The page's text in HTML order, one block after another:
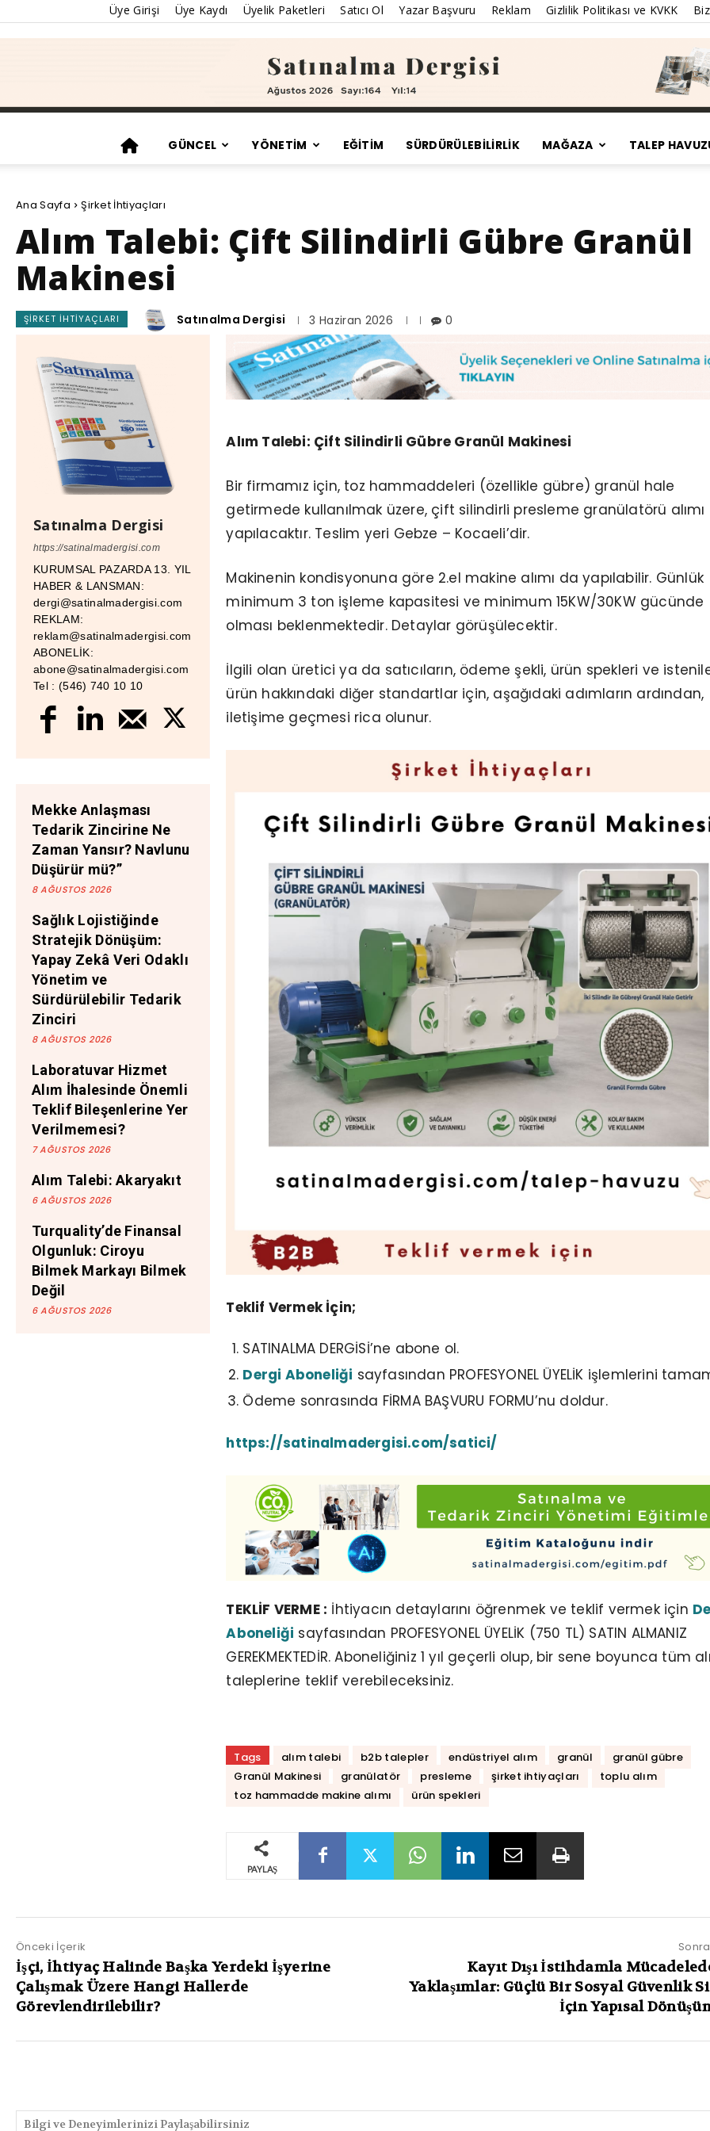
Üye Girişi Üye Kaydı Üyelik Paketleri Satıcı Ol Yazar Başvuru Reklam Gizlilik Politikası ve KVKK
GÜNCEL YÖNETİM EĞİTİM SÜRDÜRÜLEBILIRLIK MAĞAZA TALEP
Ana Sayfa Şirket İhtiyaçları
Alım Talebi: Çift Silindirli Gübre Granül
Makinesi
ŞIRKET İHTIYAÇLARI Satınalma Dergisi 3 Haziran 2026 0
Satınalma Dergisi
https://satinalmadergisi.com
KURUMSAL PAZARDA 13. YIL
HABER & LANSMAN:
dergi@satinalmadergisi.com
REKLAM:
reklam@satinalmadergisi.com
ABONELİK:
abone@satinalmadergisi.com
Tel : (546) 740 10 10
Mekke Anlaşması
Tedarik Zincirine Ne
Zaman Yansır? Navlunu
Düşürür mü?”
8 AĞUSTOS 2026
Sağlık Lojistiğinde
Stratejik Dönüşüm:
Yapay Zekâ Veri Odaklı
Yönetim ve
Sürdürülebilir Tedarik
Zinciri
8 AĞUSTOS 2026
Laboratuvar Hizmet
Alım İhalesinde Önemli
Teklif Bileşenlerine Yer
Verilmemesi?
7 AĞUSTOS 2026
Alım Talebi: Akaryakıt
6 AĞUSTOS 2026
Turquality’de Finansal
Olgunluk: Ciroyu
Bilmek Markayı Bilmek
Değil
6 AĞUSTOS 2026
Alım Talebi: Çift Silindirli Gübre Granül Makinesi
Bir firmamız için, toz hammaddeleri (özellikle gübre) granül hale
getirmede kullanılmak üzere, çift silindirli presleme granülatörü alımı
yapılacaktır. Teslim yeri Gebze – Kocaeli’dir.
Makinenin kondisyonuna göre 2.el makine alımı da yapılabilir. Günlük
minimum 3 ton işleme kapasitesi ve minimum 15KW/30KW gücünde
olması beklenmektedir. Detaylar görüşülecektir.
İlgili olan üretici ya da satıcıların, ödeme şekli, ürün spekleri ve
ürün hakkındaki diğer standartlar için, aşağıdaki adımların ardından,
iletişime geçmesi rica olunur.
Teklif Vermek İçin;
SATINALMA DERGİSİ’ne abone ol.
Dergi Aboneliği sayfasından PROFESYONEL ÜYELİK işlemlerini
Ödeme sonrasında FİRMA BAŞVURU FORMU’nu doldur.
https://satinalmadergisi.com/satici/
TEKLİF VERME : İhtiyacın detaylarını öğrenmek ve teklif vermek için
Aboneliği sayfasından PROFESYONEL ÜYELİK (750 TL) SATIN ALMANIZ
GEREKMEKTEDİR. Aboneliğiniz 1 yıl geçerli olup, bir sene boyunca tüm
taleplerine teklif verebileceksiniz.
Tags alım talebi b2b talepler endüstriyel alım granül
granül gübre
Granül Makinesi
granülatör presleme şirket ihtiyaçları
toplu alım
toz hammadde makine alımı
ürün spekleri
PAYLAŞ
Önceki İçerik
İşçi, İhtiyaç Halinde Başka Yerdeki İşyerine
Çalışmak Üzere Hangi Hallerde
Görevlendirilebilir?
Kayıt Dışı İstihdamla
Yaklaşımlar: Güçlü Bir Sosyal Güvenlik
İçin Yapısal